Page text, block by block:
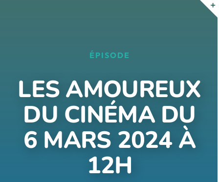
ÉPISODE
LES AMOUREUX
DU CINÉMA DU
6 MARS 2024 À
12H